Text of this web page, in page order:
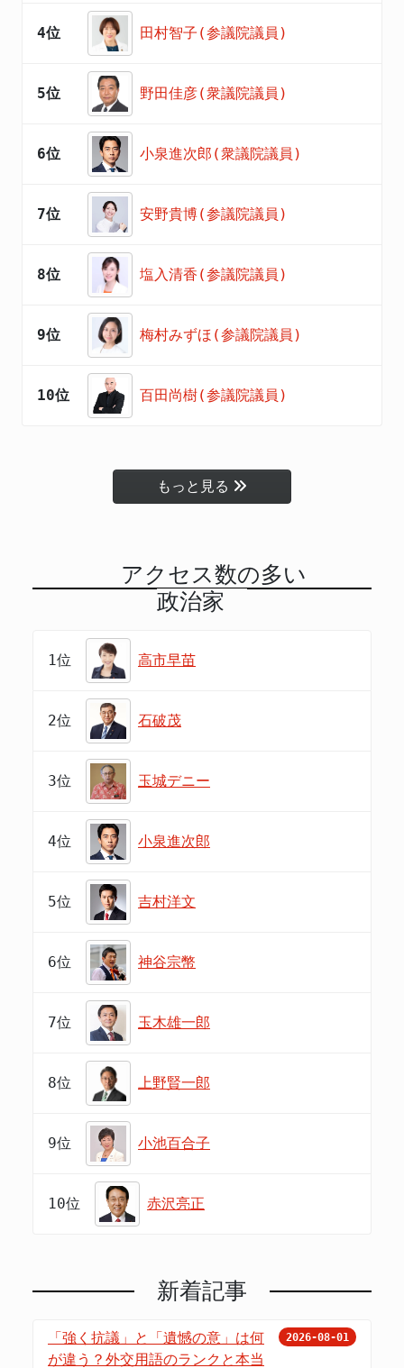
4位 田村智子(参議院議員)
5位 野田佳彦(衆議院議員)
6位 小泉進次郎(衆議院議員)
7位 安野貴博(参議院議員)
8位 塩入清香(参議院議員)
9位 梅村みずほ(参議院議員)
10位 百田尚樹(参議院議員)
もっと見る
アクセス数の多い
政治家
1位 高市早苗
2位 石破茂
3位 玉城デニー
4位 小泉進次郎
5位 吉村洋文
6位 神谷宗幣
7位 玉木雄一郎
8位 上野賢一郎
9位 小池百合子
10位 赤沢亮正
新着記事
「強く抗議」と「遺憾の意」は何
が違う？外交用語のランクと本当
2026-08-01